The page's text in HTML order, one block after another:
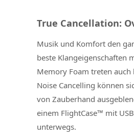
True Cancellation:
Musik und Komfort den
beste Klangeigenschaften
Memory Foam treten
Noise Cancelling können
von Zauberhand
einem FlightCase™ mit
unterwegs.